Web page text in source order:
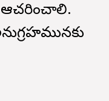
ఆచరించాలి.